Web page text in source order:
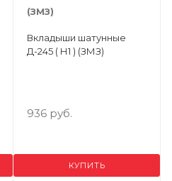
(ЗМЗ)
Вкладыши шатунные
Д-245 ( Н1 ) (ЗМЗ)
936 руб.
КУПИТЬ